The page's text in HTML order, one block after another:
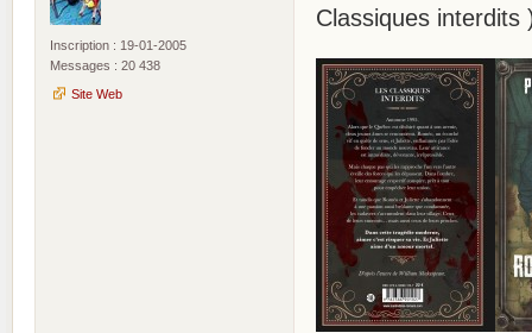
Inscription : 19-01-2005
Messages : 20 438
Site Web
Classiques interdits